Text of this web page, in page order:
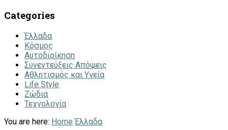
Categories
Έλλαδα
Κόσμος
Αυτοδιοίκηση
Συνεντεύξεις Απόψεις
Αθλητισμός και Υγεία
Life Style
Ζώδια
Τεχνολογία
You are here: Home Έλλαδα